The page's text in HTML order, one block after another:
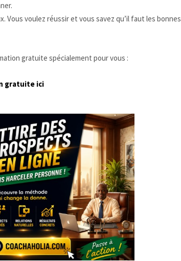
Vous voulez réussir et vous savez qu’il faut les bonnes
gratuite spécialement pour vous :
gratuite ici